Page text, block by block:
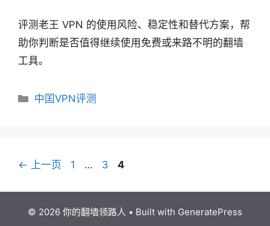
评测老王 VPN 的使用风险、稳定性和替代方案，帮
助你判断是否值得继续使用免费或来路不明的翻墙
工具。
分
中囯VPN评测
← 上一页
页
1 …
页
3
页
4
© 2026 你的翻墙领路人 • Built with GeneratePress